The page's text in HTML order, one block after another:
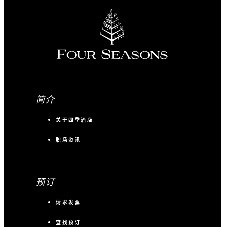
简介
关于四季酒店
职场资讯
预订
请求发票
查找预订